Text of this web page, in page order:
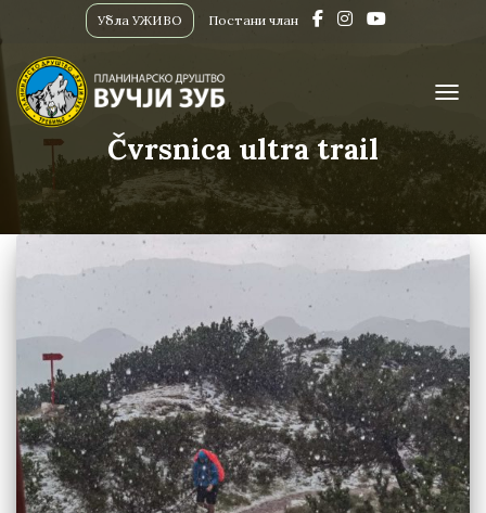
Убла УЖИВО Постани члан
Čvrsnica ultra trail